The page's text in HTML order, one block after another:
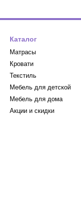
обращайте
выбирайте
сезон, во
Важно выбирать
детского одеяла
Шерсть, хлопок
Современные
отличную
вы можете
Каталог
Матрасы
Кровати
Текстиль
Мебель для детской
Мебель для дома
Акции и скидки